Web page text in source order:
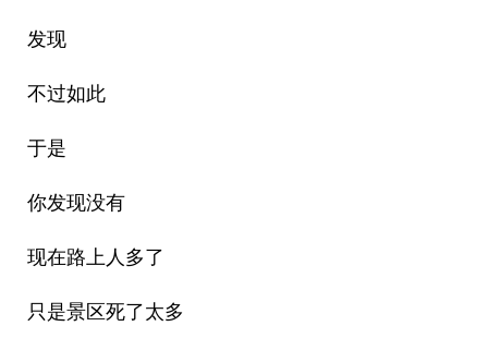
发现
不过如此
于是
你发现没有
现在路上人多了
只是景区死了太多